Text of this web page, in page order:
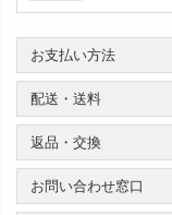
お支払い方法
配送・送料
返品・交換
お問い合わせ窓口